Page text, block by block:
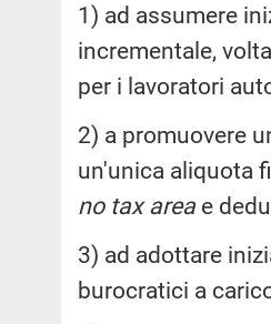
1) ad assumere
incrementale,
per i lavoratori
2) a promuovere
un'unica aliquota
no tax areae
3) ad adottare
burocratici a